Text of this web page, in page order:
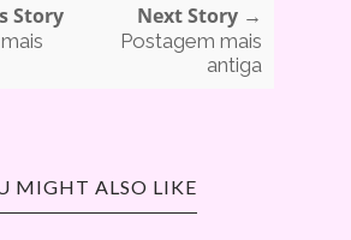
Story Next Story →
Postagem mais
antiga
MIGHT ALSO LIKE